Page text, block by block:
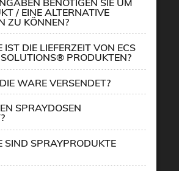
BENÖTIGEN SIE UM
/ EINE ALTERNATIVE
ZU KÖNNEN?
DIE LIEFERZEIT VON ECS
PRODUKTEN?
WARE VERSENDET?
SPRAYDOSEN
SIND SPRAYPRODUKTE